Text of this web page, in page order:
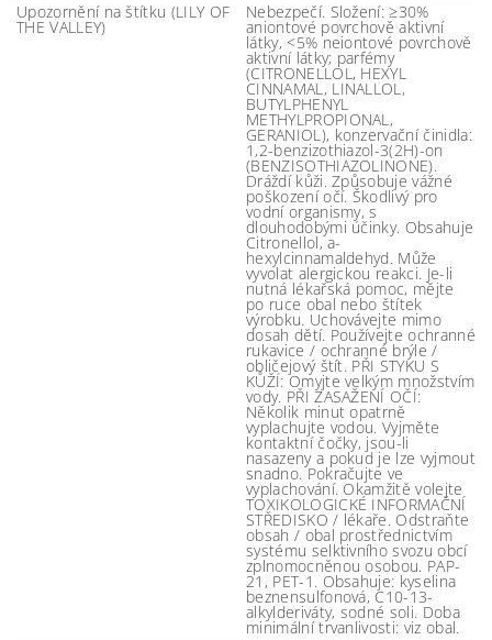
Upozornění na štítku (LILY OF
THE VALLEY)
Nebezpečí. Složení: ≥30%
aniontové povrchově aktivní
látky, <5% neiontové povrchově
aktivní látky; parfémy
(CITRONELLOL, HEXYL
CINNAMAL, LINALLOL,
BUTYLPHENYL
METHYLPROPIONAL,
GERANIOL), konzervační činidla:
1,2-benzizothiazol-3(2H)-on
(BENZISOTHIAZOLINONE).
Dráždí kůži. Způsobuje vážné
poškození očí. Škodlivý pro
vodní organismy, s
dlouhodobými účinky. Obsahuje
Citronellol, a-
hexylcinnamaldehyd. Může
vyvolat alergickou reakci. Je-li
nutná lékařská pomoc, mějte
po ruce obal nebo štítek
výrobku. Uchovávejte mimo
dosah dětí. Používejte ochranné
rukavice / ochranné brýle /
obličejový štít. PŘI STYKU S
KŮŽÍ: Omyjte velkým množstvím
vody. PŘI ZASAŽENÍ OČÍ:
Několik minut opatrně
vyplachujte vodou. Vyjměte
kontaktní čočky, jsou-li
nasazeny a pokud je lze vyjmout
snadno. Pokračujte ve
vyplachování. Okamžitě volejte
TOXIKOLOGICKÉ INFORMAČNÍ
STŘEDISKO / lékaře. Odstraňte
obsah / obal prostřednictvím
systému selktivního svozu obcí
zplnomocněnou osobou. PAP-
21, PET-1. Obsahuje: kyselina
beznensulfonová, C10-13-
alkylderiváty, sodné soli. Doba
minimální trvanlivosti: viz obal.